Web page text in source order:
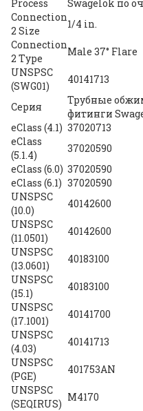
Process
Swagelok по
Connection
2 Size
1/4 in.
Connection
2 Type
Male 37° Flare
UNSPSC
(SWG01)
40141713
Серия
Трубные
фитинги
eClass (4.1) 37020713
eClass
(5.1.4)
37020590
eClass (6.0) 37020590
eClass (6.1) 37020590
UNSPSC
(10.0)
40142600
UNSPSC
(11.0501)
40142600
UNSPSC
(13.0601)
40183100
UNSPSC
(15.1)
40183100
UNSPSC
(17.1001)
40141700
UNSPSC
(4.03)
40141713
UNSPSC
(PGE)
401753AN
UNSPSC
(SEQIRUS)
M4170